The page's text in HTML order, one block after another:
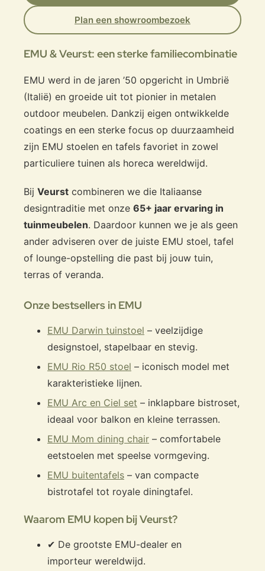
Plan een showroombezoek
EMU & Veurst: een sterke familiecombinatie
EMU werd in de jaren ’50 opgericht in Umbrië
(Italië) en groeide uit tot pionier in metalen
outdoor meubelen. Dankzij eigen ontwikkelde
coatings en een sterke focus op duurzaamheid
zijn EMU stoelen en tafels favoriet in zowel
particuliere tuinen als horeca wereldwijd.
Bij Veurst combineren we die Italiaanse
designtraditie met onze 65+ jaar ervaring in
tuinmeubelen. Daardoor kunnen we je als geen
ander adviseren over de juiste EMU stoel, tafel
of lounge-opstelling die past bij jouw tuin,
terras of veranda.
Onze bestsellers in EMU
EMU Darwin tuinstoel – veelzijdige
designstoel, stapelbaar en stevig.
EMU Rio R50 stoel – iconisch model met
karakteristieke lijnen.
EMU Arc en Ciel set – inklapbare bistroset,
ideaal voor balkon en kleine terrassen.
EMU Mom dining chair – comfortabele
eetstoelen met speelse vormgeving.
EMU buitentafels – van compacte
bistrotafel tot royale diningtafel.
Waarom EMU kopen bij Veurst?
✔ De grootste EMU-dealer en
importeur wereldwijd.